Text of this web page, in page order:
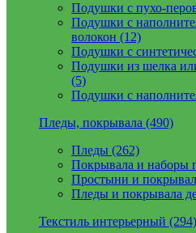
Подушки с пухо-
Подушки с
волокон (12)
Подушки с
Подушки из шелка
(5)
Подушки с
Пледы, покрывала (490)
Пледы (262)
Покрывала и наборы
Простыни и
Пледы и покрывала
Текстиль интерьерный (294)